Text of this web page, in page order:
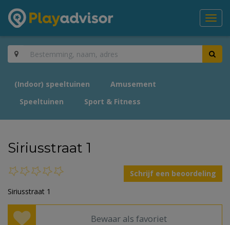
(Indoor) speeltuinen
Amusement
Speeltuinen
Sport & Fitness
Siriusstraat 1
Schrijf een beoordeling
Siriusstraat 1
Bewaar als favoriet